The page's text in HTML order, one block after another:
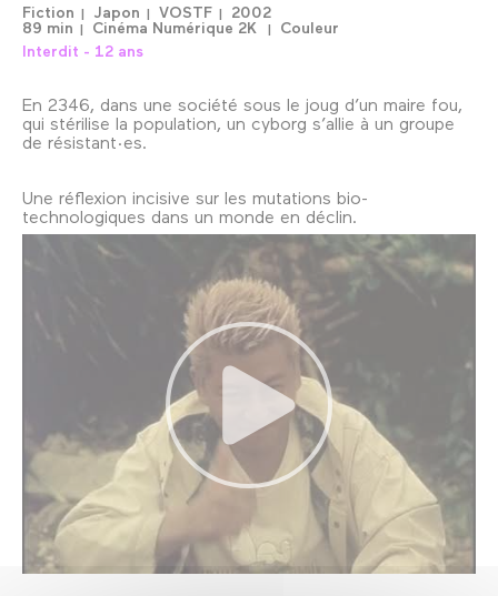
Fiction Japon VOSTF
2002
89 min
Cinéma Numérique 2K
Couleur
Interdit - 12 ans
En 2346, dans une société sous le joug d’un maire fou,
qui stérilise la population, un cyborg s’allie à un groupe
de résistant·es.
Une réflexion incisive sur les mutations bio-
technologiques dans un monde en déclin.